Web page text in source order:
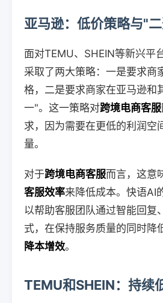
亚马逊：低价策略与"
面对TEMU、SHEIN等新兴平
采取了两大策略：一是要求商
格，二是要求商家在亚马逊和
一"。这一策略对跨境电商客服
求，因为需要在更低的利润空
量。
对于跨境电商客服而言，这意
客服效率来降低成本。快语AI
以帮助客服团队通过智能回复
式，在保持服务质量的同时降
降本增效。
TEMU和SHEIN：持续